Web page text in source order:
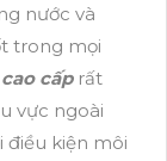
nước và
trong mọi
cấprất
vực ngoài
điều kiện môi